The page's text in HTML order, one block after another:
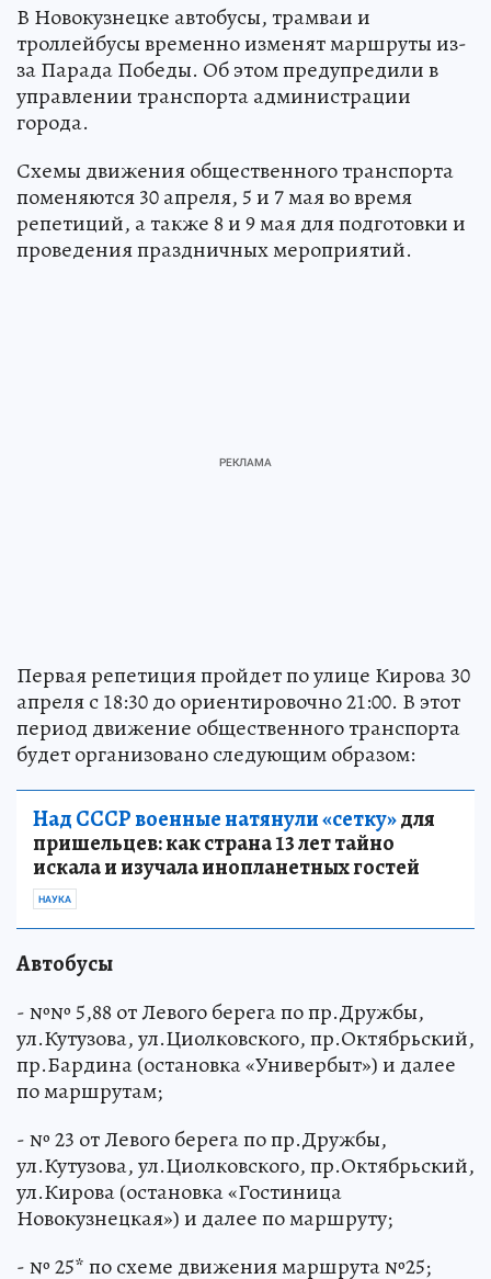
В Новокузнецке автобусы, трамваи и
троллейбусы временно изменят маршруты из-
за Парада Победы. Об этом предупредили в
управлении транспорта администрации
города.
Схемы движения общественного транспорта
поменяются 30 апреля, 5 и 7 мая во время
репетиций, а также 8 и 9 мая для подготовки и
проведения праздничных мероприятий.
Первая репетиция пройдет по улице Кирова 30
апреля с 18:30 до ориентировочно 21:00. В этот
период движение общественного транспорта
будет организовано следующим образом:
Над СССР военные натянули «сетку»для
пришельцев: как страна 13 лет тайно
искала и изучала инопланетных гостей
НАУКА
Автобусы
- №№ 5,88 от Левого берега по пр.Дружбы,
ул.Кутузова, ул.Циолковского, пр.Октябрьский,
пр.Бардина (остановка «Универбыт») и далее
по маршрутам;
- № 23 от Левого берега по пр.Дружбы,
ул.Кутузова, ул.Циолковского, пр.Октябрьский,
ул.Кирова (остановка «Гостиница
Новокузнецкая») и далее по маршруту;
- № 25* по схеме движения маршрута №25;